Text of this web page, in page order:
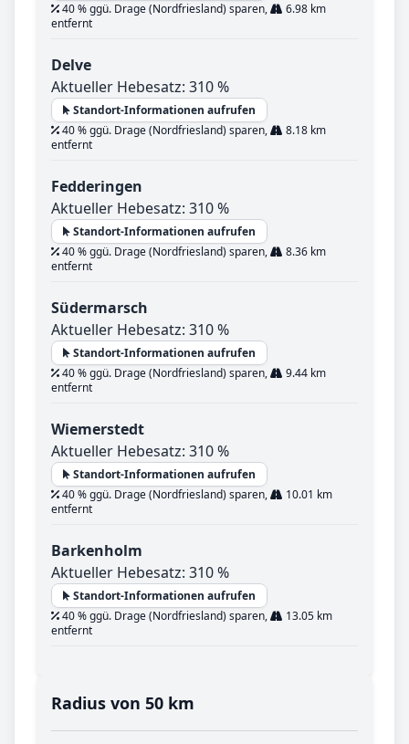
40 % ggü. Drage (Nordfriesland) sparen,
6.98 km
entfernt
Delve
Aktueller Hebesatz: 310 %
Standort-Informationen aufrufen
40 % ggü. Drage (Nordfriesland) sparen,
8.18 km
entfernt
Fedderingen
Aktueller Hebesatz: 310 %
Standort-Informationen aufrufen
40 % ggü. Drage (Nordfriesland) sparen,
8.36 km
entfernt
Südermarsch
Aktueller Hebesatz: 310 %
Standort-Informationen aufrufen
40 % ggü. Drage (Nordfriesland) sparen,
9.44 km
entfernt
Wiemerstedt
Aktueller Hebesatz: 310 %
Standort-Informationen aufrufen
40 % ggü. Drage (Nordfriesland) sparen,
10.01 km
entfernt
Barkenholm
Aktueller Hebesatz: 310 %
Standort-Informationen aufrufen
40 % ggü. Drage (Nordfriesland) sparen,
13.05 km
entfernt
Radius von 50 km